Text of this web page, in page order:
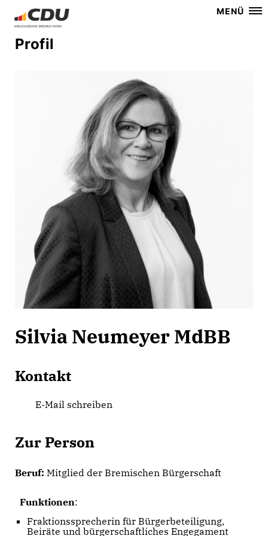
MENÜ
Profil
Silvia Neumeyer MdBB
Kontakt
E-Mail schreiben
Zur Person
Beruf: Mitglied der Bremischen Bürgerschaft
Funktionen:
Fraktionssprecherin für Bürgerbeteiligung,
Beiräte und bürgerschaftliches Engegament